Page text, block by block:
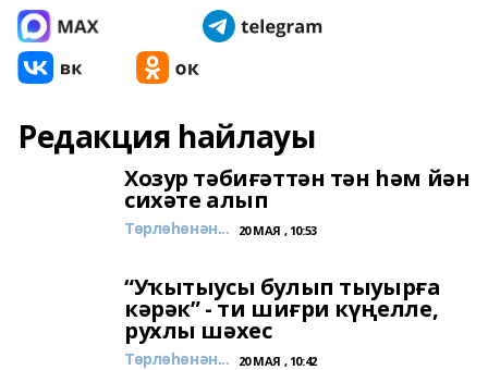
Редакция һайлауы
Хозур тәбиғәттән тән һәм йән
сихәте алып
Төрлөһөнән... 20 МАЯ , 10:53
“Уҡытыусы булып тыуырға
кәрәк” - ти шиғри күңелле,
рухлы шәхес
Төрлөһөнән... 20 МАЯ , 10:42